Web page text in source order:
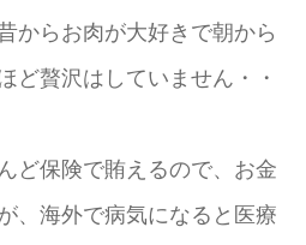
らお肉が大好きで朝から
ど贅沢はしていません・・
ど保険で賄えるので、お金
、海外で病気になると医療